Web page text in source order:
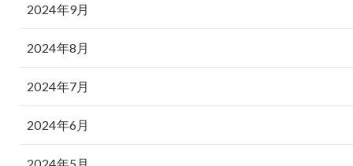
2024年9月
2024年8月
2024年7月
2024年6月